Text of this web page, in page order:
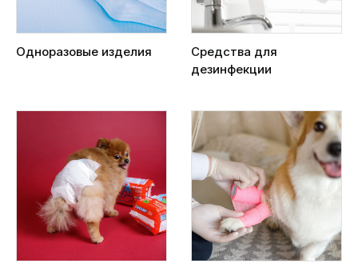
Одноразовые изделия
Средства для
дезинфекции